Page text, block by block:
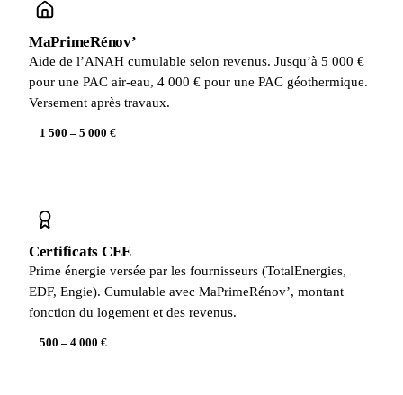
MaPrimeRénov’
Aide de l’ANAH cumulable selon revenus. Jusqu’à 5 000 €
pour une PAC air-eau, 4 000 € pour une PAC géothermique.
Versement après travaux.
1 500 – 5 000 €
Certificats CEE
Prime énergie versée par les fournisseurs (TotalEnergies,
EDF, Engie). Cumulable avec MaPrimeRénov’, montant
fonction du logement et des revenus.
500 – 4 000 €